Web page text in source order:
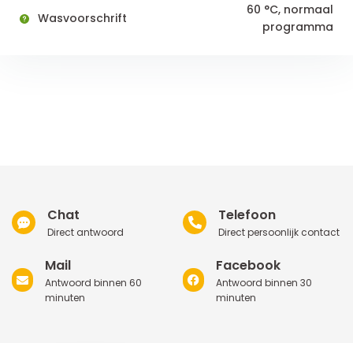
Wasvoorschrift
60 °C, normaal
programma
Chat
Direct antwoord
Telefoon
Direct persoonlijk contact
Mail
Antwoord binnen 60
minuten
Facebook
Antwoord binnen 30
minuten